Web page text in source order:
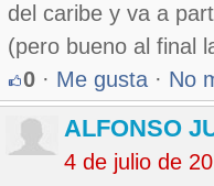
del caribe y va a
(pero bueno al final
0 · Me gusta · No
ALFONSO
4 de julio de